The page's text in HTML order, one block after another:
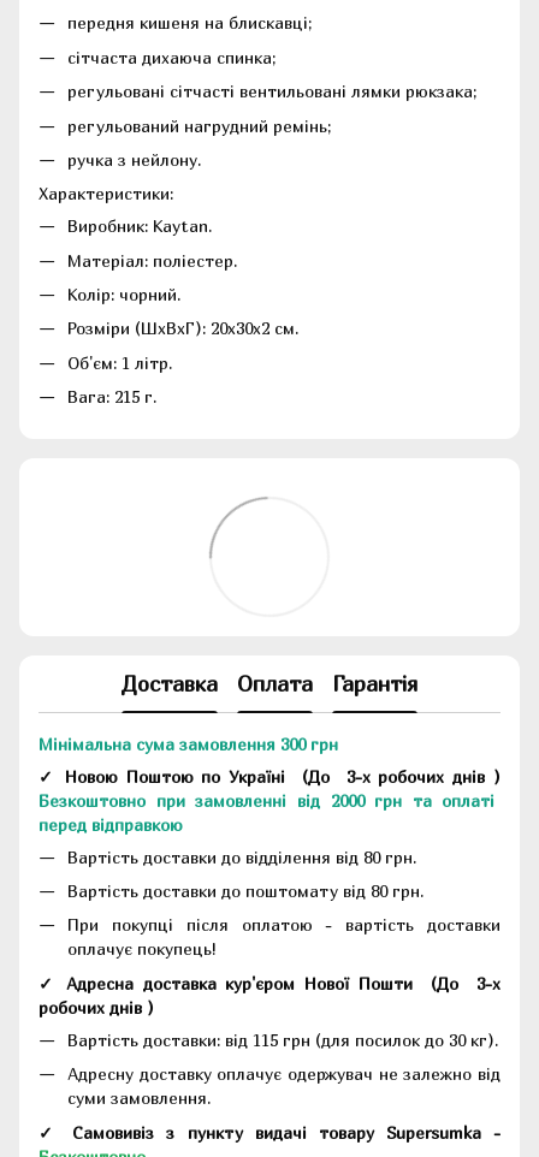
передня кишеня на блискавці;
сітчаста дихаюча спинка;
регульовані сітчасті вентильовані лямки рюкзака;
регульований нагрудний ремінь;
ручка з нейлону.
Характеристики:
Виробник: Kaytan.
Матеріал: поліестер.
Колір: чорний.
Розміри (ШхВхГ): 20х30х2 см.
Об'єм: 1 літр.
Вага: 215 г.
Доставка Оплата Гарантія
Мінімальна сума замовлення 300 грн
✓ Новою Поштою по Україні (До 3-х робочих днів )
Безкоштовно при замовленні від 2000 грн та оплаті
перед відправкою
Вартість доставки до відділення від 80 грн.
Вартість доставки до поштомату від 80 грн.
При покупці після оплатою - вартість доставки
оплачує покупець!
✓ Адресна доставка кур'єром Нової Пошти (До 3-х
робочих днів )
Вартість доставки: від 115 грн (для посилок до 30 кг).
Адресну доставку оплачує одержувач не залежно від
суми замовлення.
✓ Самовивіз з пункту видачі товару Supersumka -